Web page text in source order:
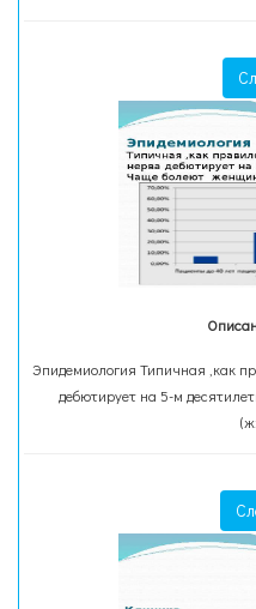
Эпидемиология Типичная ,как
дебютирует на 5-м